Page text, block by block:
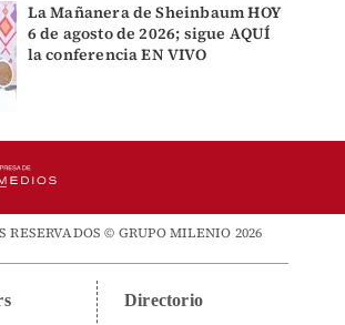
La Mañanera de Sheinbaum HOY
6 de agosto de 2026; sigue AQUÍ
la conferencia EN VIVO
RESERVADOS © GRUPO MILENIO 2026
Directorio